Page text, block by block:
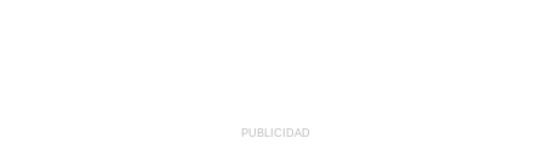
PUBLICIDAD